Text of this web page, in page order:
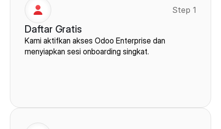
Step 1
Daftar Gratis
Kami aktifkan akses Odoo Enterprise dan
menyiapkan sesi onboarding singkat.